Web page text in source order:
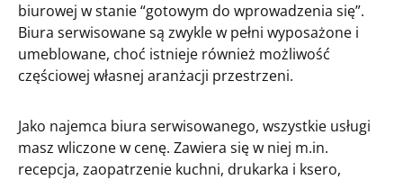
biurowej w stanie “gotowym do wprowadzenia się”.
Biura serwisowane są zwykle w pełni wyposażone i
umeblowane, choć istnieje również możliwość
częściowej własnej aranżacji przestrzeni.
Jako najemca biura serwisowanego, wszystkie usługi
masz wliczone w cenę. Zawiera się w niej m.in.
recepcja, zaopatrzenie kuchni, drukarka i ksero,